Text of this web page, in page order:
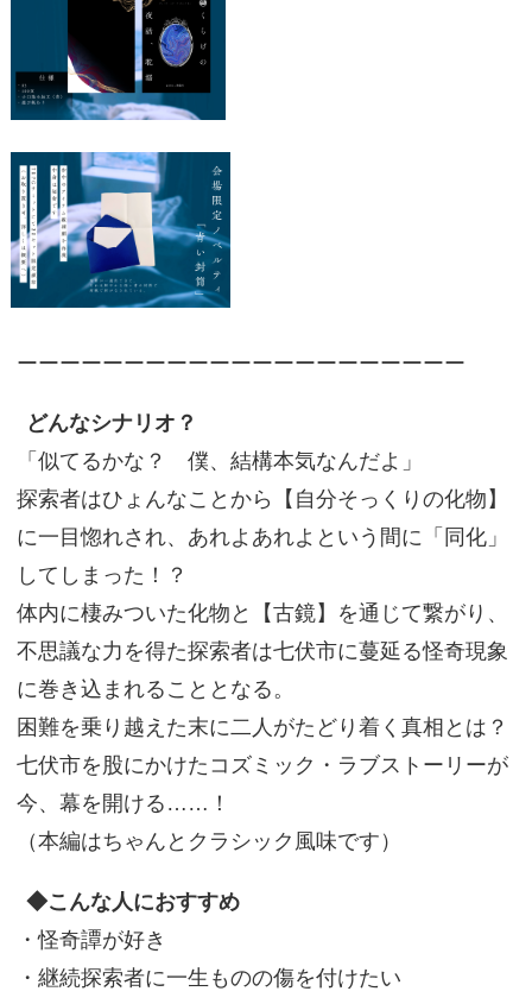
ーーーーーーーーーーーーーーーーーーーーー
どんなシナリオ？
「似てるかな？ 僕、結構本気なんだよ」
探索者はひょんなことから【自分そっくりの化物】
に一目惚れされ、あれよあれよという間に「同化」
してしまった！？
体内に棲みついた化物と【古鏡】を通じて繋がり、
不思議な力を得た探索者は七伏市に蔓延る怪奇現象
に巻き込まれることとなる。
困難を乗り越えた末に二人がたどり着く真相とは？
七伏市を股にかけたコズミック・ラブストーリーが
今、幕を開ける……！
（本編はちゃんとクラシック風味です）
◆こんな人におすすめ
・怪奇譚が好き
・継続探索者に一生ものの傷を付けたい